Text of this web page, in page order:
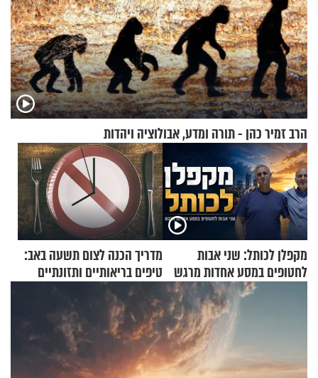
הרב זמיר כהן - תורה ומדע, אבולוציה ויהדות
מקפלן לכותל: שני אבות
לחטופים במסע אחדות מרגש
מדריך הכנה לצום תשעה באב:
טיפים בריאותיים ותזונתיים
לשמירה על הגוף